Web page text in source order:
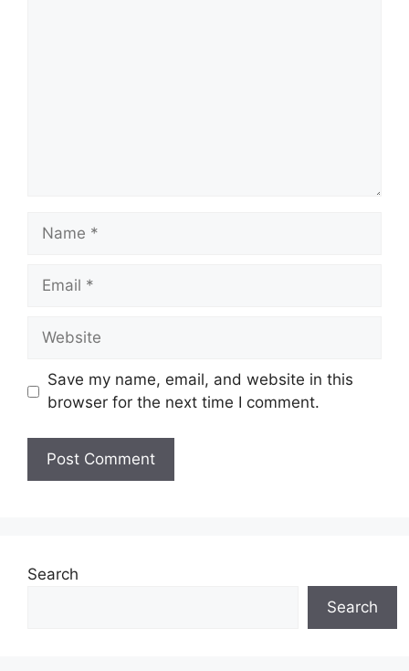
Name
Email
Website
Save my name, email, and website in this
browser for the next time I comment.
Search
Search